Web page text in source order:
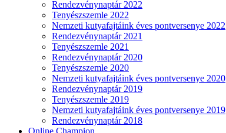
Rendezvénynaptár 2022
Tenyészszemle 2022
Nemzeti kutyafajtáink éves pontversenye 2022
Rendezvénynaptár 2021
Tenyészszemle 2021
Rendezvénynaptár 2020
Tenyészszemle 2020
Nemzeti kutyafajtáink éves pontversenye 2020
Rendezvénynaptár 2019
Tenyészszemle 2019
Nemzeti kutyafajtáink éves pontversenye 2019
Rendezvénynaptár 2018
Online Champion